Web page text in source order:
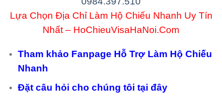
Lựa Chọn Địa Chỉ Làm Hộ Chiếu Nhanh Uy Tín
Nhất – HoChieuVisaHaNoi.Com
Tham khảo Fanpage Hỗ Trợ Làm Hộ Chiếu
Nhanh
Đặt câu hỏi cho chúng tôi tại đây